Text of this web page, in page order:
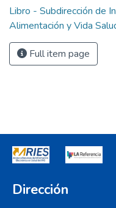
Libro - Subdirección de
Alimentación y Vida
Full item page
Dirección